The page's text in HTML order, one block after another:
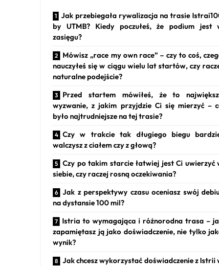
Jak przebiegała rywalizacja na trasie
by UTMB? Kiedy poczułeś, że podium jest
zasięgu?
Mówisz „race my own race” – czy to coś,
nauczyłeś się w ciągu wielu lat startów, czy
naturalne podejście?
Przed startem mówiłeś, że to
wyzwanie, z jakim przyjdzie Ci się mierzyć –
było najtrudniejsze na tej trasie?
Czy w trakcie tak długiego biegu
walczysz z ciałem czy z głową?
Czy po takim starcie łatwiej jest Ci uwierzyć
siebie, czy raczej rosną oczekiwania?
Jak z perspektywy czasu oceniasz swój
na dystansie 100 mil?
Istria to wymagająca i różnorodna trasa –
zapamiętasz ją jako doświadczenie, nie tylko
wynik?
Jak chcesz wykorzystać doświadczenie z Istrii